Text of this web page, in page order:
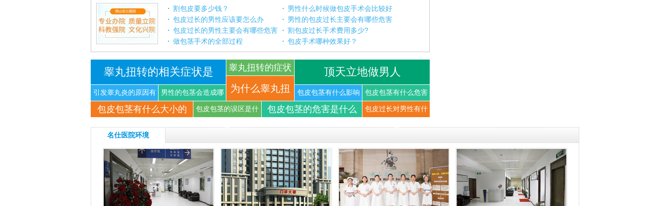
割包皮要多少钱？
男性什么时候做包皮手术会比较好
包皮过长的男性应该要怎么办
男性的包皮过长主要会有哪些危害
包皮过长的男性主要会有哪些危害
割包皮过长手术费用多少?
做包茎手术的全部过程
包皮手术哪种效果好？
睾丸扭转的相关症状是
引发睾丸炎的原因有
什
男性的包茎会造成哪
睾丸扭转的症状
你知道
为什么睾丸扭
转可以导
顶天立地做男人
包皮包茎有什么影响 包皮包茎有什么危害
包皮包茎有什么大小的 包皮包茎的误区是什 包皮包茎的危害是什么 包皮过长对男性有什
名仕医院环境